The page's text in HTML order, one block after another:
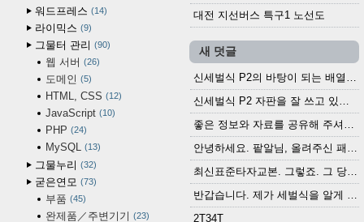
워드프레스 14
라이믹스 9
그물터 관리 90
웹 서버 26
도메인 5
HTML, CSS 12
JavaScript 10
PHP 24
MySQL 13
그물누리 32
굳은연모 73
부품 45
완제품／주변기기 23
대전 지선버스 특구1 노선도
새 덧글
최신표준타자교본. 그렇죠. 그 당시에 최신 표준...
2T34T